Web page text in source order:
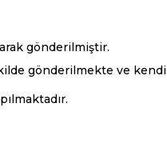
gönderilmiştir.
gönderilmekte ve kendi